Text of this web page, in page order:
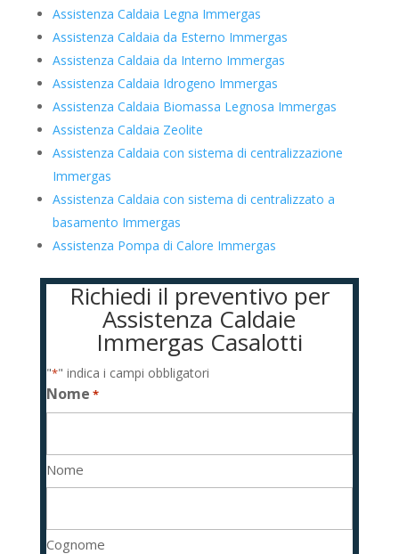
Assistenza Caldaia Legna Immergas
Assistenza Caldaia da Esterno Immergas
Assistenza Caldaia da Interno Immergas
Assistenza Caldaia Idrogeno Immergas
Assistenza Caldaia Biomassa Legnosa Immergas
Assistenza Caldaia Zeolite
Assistenza Caldaia con sistema di centralizzazione
Immergas
Assistenza Caldaia con sistema di centralizzato a
basamento Immergas
Assistenza Pompa di Calore Immergas
Richiedi il preventivo per
Assistenza Caldaie
Immergas Casalotti
"*" indica i campi obbligatori
Nome *
Nome
Cognome